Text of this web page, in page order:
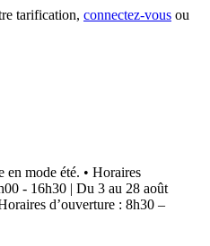
tarification, connectez-vous ou
en mode été. • Horaires
- 16h30 | Du 3 au 28 août
d’ouverture : 8h30 –